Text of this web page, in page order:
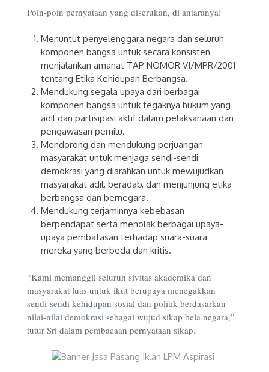
Poin-poin pernyataan yang diserukan, di antaranya:
Menuntut penyelenggara negara dan seluruh
komponen bangsa untuk secara konsisten
menjalankan amanat TAP NOMOR VI/MPR/2001
tentang Etika Kehidupan Berbangsa.
Mendukung segala upaya dari berbagai
komponen bangsa untuk tegaknya hukum yang
adil dan partisipasi aktif dalam pelaksanaan dan
pengawasan pemilu.
Mendorong dan mendukung perjuangan
masyarakat untuk menjaga sendi-sendi
demokrasi yang diarahkan untuk mewujudkan
masyarakat adil, beradab, dan menjunjung etika
berbangsa dan bernegara.
Mendukung terjaminnya kebebasan
berpendapat serta menolak berbagai upaya-
upaya pembatasan terhadap suara-suara
mereka yang berbeda dan kritis.
“Kami memanggil seluruh sivitas akademika dan
masyarakat luas untuk ikut berupaya menegakkan
sendi-sendi kehidupan sosial dan politik berdasarkan
nilai-nilai demokrasi sebagai wujud sikap bela negara,”
tutur Sri dalam pembacaan pernyataan sikap.